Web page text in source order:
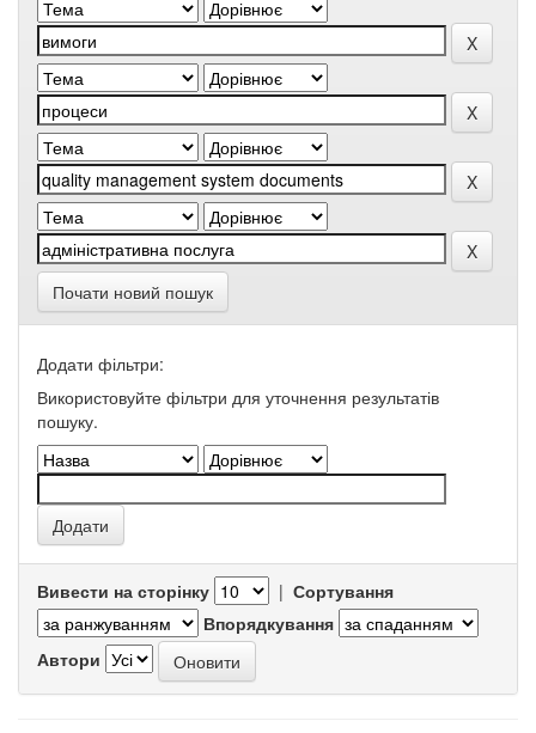
Почати новий пошук
Додати фільтри:
Використовуйте фільтри для уточнення результатів
пошуку.
Вивести на сторінку | Сортування
Впорядкування
Автори